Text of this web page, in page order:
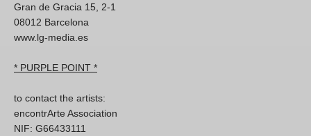
Gran de Gracia 15, 2-1
08012 Barcelona
www.lg-media.es
* PURPLE POINT *
to contact the artists:
encontrArte Association
NIF: G66433111